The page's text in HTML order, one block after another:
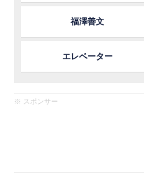
福澤善文
エレベーター
※ スポンサー